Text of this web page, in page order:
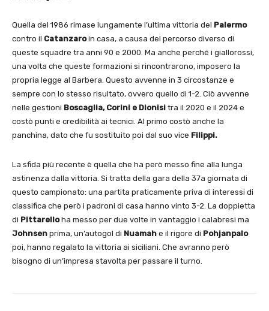
Quella del 1986 rimase lungamente l’ultima vittoria del Palermo
contro il Catanzaroin casa, a causa del percorso diverso di
queste squadre tra anni 90 e 2000. Ma anche perché i giallorossi,
una volta che queste formazioni si rincontrarono, imposero la
propria legge al Barbera. Questo avvenne in 3 circostanze e
sempre con lo stesso risultato, ovvero quello di 1-2. Ciò avvenne
nelle gestioni Boscaglia, Corini e Dionisi tra il 2020 e il 2024 e
costò punti e credibilità ai tecnici. Al primo costò anche la
panchina, dato che fu sostituito poi dal suo vice Filippi.
La sfida più recente è quella che ha però messo fine alla lunga
astinenza dalla vittoria. Si tratta della gara della 37a giornata di
questo campionato: una partita praticamente priva di interessi di
classifica che però i padroni di casa hanno vinto 3-2. La doppietta
di Pittarelloha messo per due volte in vantaggio i calabresi ma
Johnsen prima, un’autogol di Nuamah e il rigore di Pohjanpalo
poi, hanno regalato la vittoria ai siciliani. Che avranno però
bisogno di un’impresa stavolta per passare il turno.